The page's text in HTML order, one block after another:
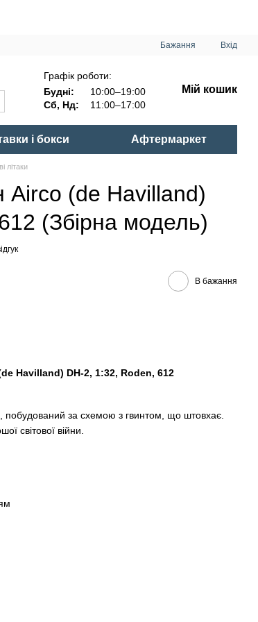
Бажання Вхід
Графік роботи:
Будні:
10:00–19:00
Сб, Нд:
11:00–17:00
Мій кошик
і бокси Афтермаркет
літаки
Airco (de Havilland)
(Збірна модель)
В бажання
Havilland) DH-2, 1:32, Roden, 612
побудований за схемою з гвинтом, що штовхає.
світової війни.